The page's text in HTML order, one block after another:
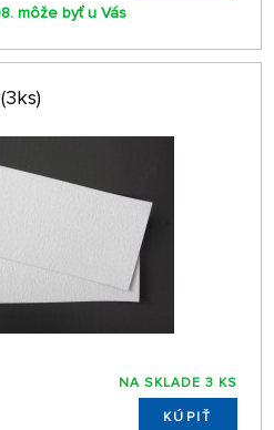
môže byť u Vás
NA SKLADE 3 KS
KÚPIŤ